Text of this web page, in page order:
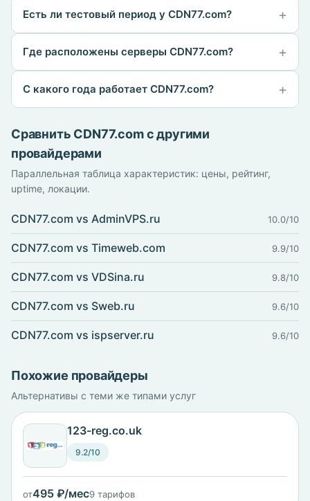
Есть ли тестовый период у CDN77.com?
Где расположены серверы CDN77.com?
С какого года работает CDN77.com?
Сравнить CDN77.com с другими
провайдерами
Параллельная таблица характеристик: цены, рейтинг,
uptime, локации.
CDN77.com vs AdminVPS.ru 10.0/10
CDN77.com vs Timeweb.com 9.9/10
CDN77.com vs VDSina.ru 9.8/10
CDN77.com vs Sweb.ru 9.6/10
CDN77.com vs ispserver.ru 9.6/10
Похожие провайдеры
Альтернативы с теми же типами услуг
123-reg.co.uk
9.2/10
от495 ₽/мес9 тарифов